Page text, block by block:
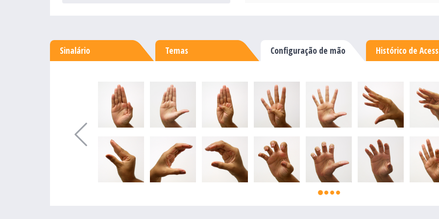
Sinalário Temas Configuração de mão Histórico de